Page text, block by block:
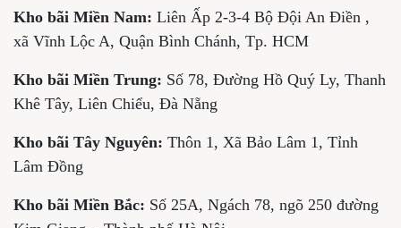
Kho bãi Miền Nam: Liên Ấp 2-3-4 Bộ Đội An Điền ,
xã Vĩnh Lộc A, Quận Bình Chánh, Tp. HCM
Kho bãi Miền Trung: Số 78, Đường Hồ Quý Ly, Thanh
Khê Tây, Liên Chiểu, Đà Nẵng
Kho bãi Tây Nguyên: Thôn 1, Xã Bảo Lâm 1, Tỉnh
Lâm Đồng
Kho bãi Miền Bắc: Số 25A, Ngách 78, ngõ 250 đường